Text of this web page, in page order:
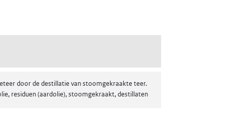
door de destillatie van stoomgekraakte teer.
residuen (aardolie), stoomgekraakt, destillaten